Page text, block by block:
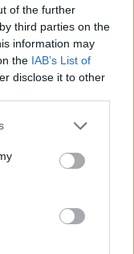
of the further
third parties on the
information may
the IAB’s List of
disclose it to other
or more Google
You may click to
party tags to
in below Google
κόσμο
γνωρίζουμε
επιλογές